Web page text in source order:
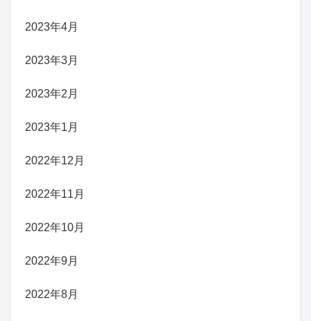
2023年4月
2023年3月
2023年2月
2023年1月
2022年12月
2022年11月
2022年10月
2022年9月
2022年8月